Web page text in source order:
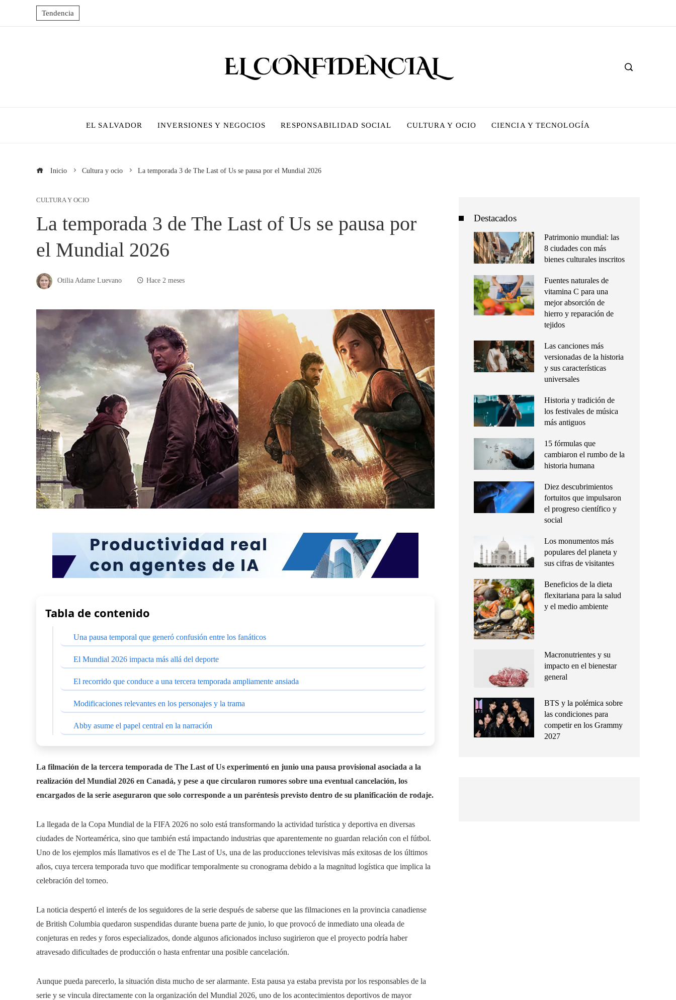
Tendencia
EL SALVADOR INVERSIONES Y NEGOCIOS RESPONSABILIDAD SOCIAL CULTURA Y OCIO CIENCIA Y TECNOLOGÍA
Inicio Cultura y ocio La temporada 3 de The Last of Us se pausa por el Mundial 2026
CULTURA Y OCIO
La temporada 3 de The Last of Us se pausa por
el Mundial 2026
Otilia Adame Luevano Hace 2 meses
Tabla de contenido
Una pausa temporal que generó confusión entre los fanáticos
El Mundial 2026 impacta más allá del deporte
El recorrido que conduce a una tercera temporada ampliamente ansiada
Modificaciones relevantes en los personajes y la trama
Abby asume el papel central en la narración
La filmación de la tercera temporada de The Last of Us experimentó en junio una pausa provisional asociada a la
realización del Mundial 2026 en Canadá, y pese a que circularon rumores sobre una eventual cancelación, los
encargados de la serie aseguraron que solo corresponde a un paréntesis previsto dentro de su planificación de rodaje.
La llegada de la Copa Mundial de la FIFA 2026 no solo está transformando la actividad turística y deportiva en diversas
ciudades de Norteamérica, sino que también está impactando industrias que aparentemente no guardan relación con el fútbol.
Uno de los ejemplos más llamativos es el de The Last of Us, una de las producciones televisivas más exitosas de los últimos
años, cuya tercera temporada tuvo que modificar temporalmente su cronograma debido a la magnitud logística que implica la
celebración del torneo.
La noticia despertó el interés de los seguidores de la serie después de saberse que las filmaciones en la provincia canadiense
de British Columbia quedaron suspendidas durante buena parte de junio, lo que provocó de inmediato una oleada de
conjeturas en redes y foros especializados, donde algunos aficionados incluso sugirieron que el proyecto podría haber
atravesado dificultades de producción o hasta enfrentar una posible cancelación.
Aunque pueda parecerlo, la situación dista mucho de ser alarmante. Esta pausa ya estaba prevista por los responsables de la
serie y se vincula directamente con la organización del Mundial 2026, uno de los acontecimientos deportivos de mayor
Destacados
Patrimonio mundial: las
8 ciudades con más
bienes culturales inscritos
Fuentes naturales de
vitamina C para una
mejor absorción de
hierro y reparación de
tejidos
Las canciones más
versionadas de la historia
y sus características
universales
Historia y tradición de
los festivales de música
más antiguos
15 fórmulas que
cambiaron el rumbo de la
historia humana
Diez descubrimientos
fortuitos que impulsaron
el progreso científico y
social
Los monumentos más
populares del planeta y
sus cifras de visitantes
Beneficios de la dieta
flexitariana para la salud
y el medio ambiente
Macronutrientes y su
impacto en el bienestar
general
BTS y la polémica sobre
las condiciones para
competir en los Grammy
2027